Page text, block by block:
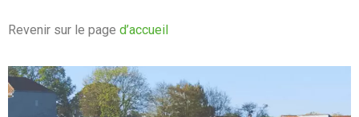
Revenir sur le page d’accueil